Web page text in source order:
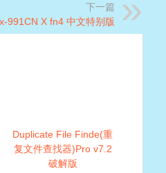
下一篇
991CN X fn4 中文特别版
Duplicate File Finde(重
复文件查找器)Pro v7.2
破解版